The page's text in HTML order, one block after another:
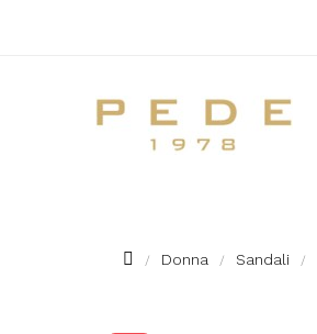
Donna Sandali